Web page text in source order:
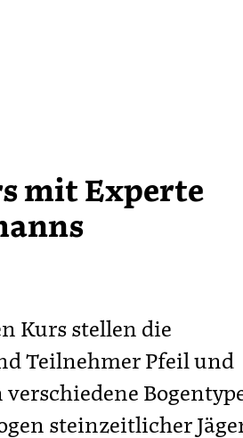
mit Experte
Kurs stellen die
Teilnehmer Pfeil und
verschiedene
steinzeitlicher